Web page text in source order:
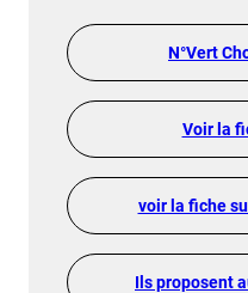
N°Vert
Voir la
voir la fiche
Ils proposent